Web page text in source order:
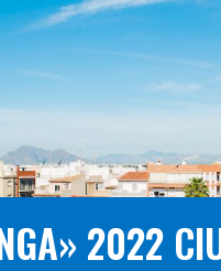
2022